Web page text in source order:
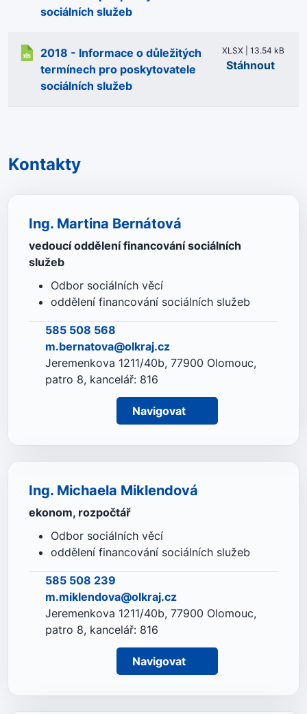
sociálních služeb
2018 - Informace o důležitých
termínech pro poskytovatele
sociálních služeb
XLSX | 13.54 kB
Stáhnout
Kontakty
Ing. Martina Bernátová
vedoucí oddělení financování sociálních
služeb
Odbor sociálních věcí
oddělení financování sociálních služeb
585 508 568
m.bernatova@olkraj.cz
Jeremenkova 1211/40b, 77900 Olomouc,
patro 8, kancelář: 816
Navigovat
Ing. Michaela Miklendová
ekonom, rozpočtář
Odbor sociálních věcí
oddělení financování sociálních služeb
585 508 239
m.miklendova@olkraj.cz
Jeremenkova 1211/40b, 77900 Olomouc,
patro 8, kancelář: 816
Navigovat